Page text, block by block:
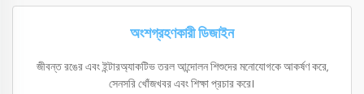
অংশগ্রহণকারী ডিজাইন
জীবন্ত রঙের এবং ইন্টারঅ্যাকটিভ তরল আন্দোলন শিশুদের মনোযোগকে আকর্ষণ করে,
সেনসরি খোঁজখবর এবং শিক্ষা প্রচার করে।